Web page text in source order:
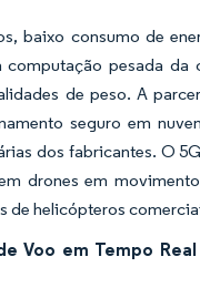
baixo consumo de
pesada da
de peso. A
seguro em
dos fabricantes. O
drones em
de helicópteros
Voo em Tempo